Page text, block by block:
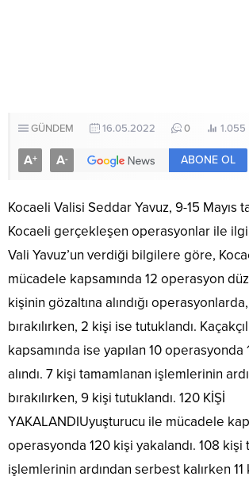
GÜNDEM 16.05.2022 0 1.055
A+ A- ABONE OL
Kocaeli Valisi Seddar Yavuz, 9-15 Mayıs
Kocaeli gerçekleşen operasyonlar ile
Vali Yavuz’un verdiği bilgilere göre,
mücadele kapsamında 12 operasyon
kişinin gözaltına alındığı
bırakılırken, 2 kişi ise tutuklandı.
kapsamında ise yapılan 10 operasyonda
alındı. 7 kişi tamamlanan işlemlerinin
bırakılırken, 9 kişi tutuklandı. 120 KİŞİ
YAKALANDIUyuşturucu ile mücadele
operasyonda 120 kişi yakalandı. 108 kişi
işlemlerinin ardından serbest kalırken 11